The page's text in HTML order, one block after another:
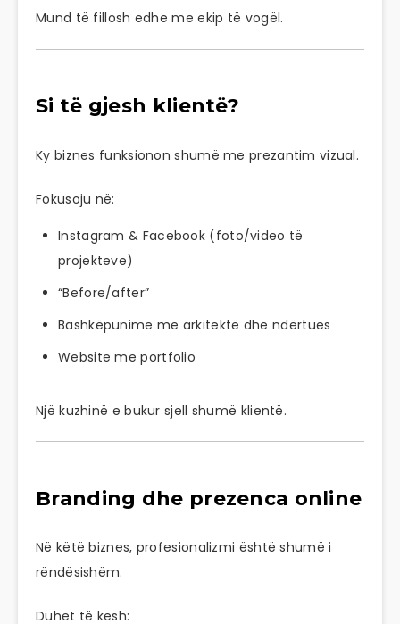
Mund të fillosh edhe me ekip të vogël.
Si të gjesh klientë?
Ky biznes funksionon shumë me prezantim vizual.
Fokusoju në:
Instagram & Facebook (foto/video të
projekteve)
“Before/after”
Bashkëpunime me arkitektë dhe ndërtues
Website me portfolio
Një kuzhinë e bukur sjell shumë klientë.
Branding dhe prezenca online
Në këtë biznes, profesionalizmi është shumë i
rëndësishëm.
Duhet të kesh: